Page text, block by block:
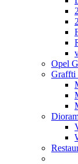
Opel
Graffti